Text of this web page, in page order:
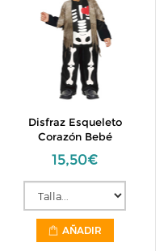
Disfraz Esqueleto
Corazón Bebé
15,50€
AÑADIR